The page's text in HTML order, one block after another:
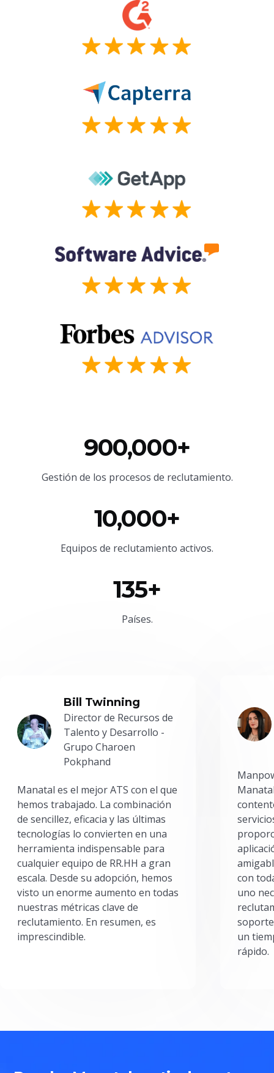
900,000+
Gestión de los procesos de reclutamiento.
10,000+
Equipos de reclutamiento activos.
135+
Países.
Bill Twinning
Director de Recursos de
Talento y Desarrollo -
Grupo Charoen
Pokphand
Manatal es el mejor ATS con el que
hemos trabajado. La combinación
de sencillez, eficacia y las últimas
tecnologías lo convierten en una
herramienta indispensable para
cualquier equipo de RR.HH a gran
escala. Desde su adopción, hemos
visto un enorme aumento en todas
nuestras métricas clave de
reclutamiento. En resumen, es
imprescindible.
con
uno
un
rápido.